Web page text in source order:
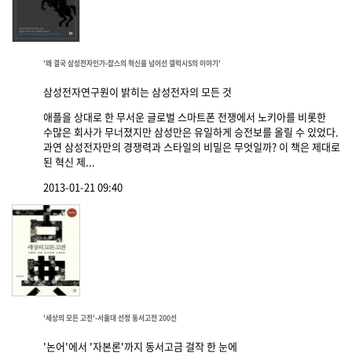
'왜 결국 삼성전자인가-잡스의 혁신을 넘어선 갤럭시S의 이야기'
삼성전자연구원이 밝히는 삼성전자의 모든 것
애플을 상대로 한 무서운 글로벌 스마트폰 전쟁에서 노키아를 비롯한
수많은 회사가 무너졌지만 삼성만은 유일하게 승전보를 올릴 수 있었다.
과연 삼성전자만의 경쟁력과 스타일의 비밀은 무엇일까? 이 책은 제대로
된 혁신 제...
2013-01-21 09:40
'세상의 모든 고전'-서울대 선정 동서고전 200선
'논어'에서 '자본론'까지 동서고금 걸작 한 눈에